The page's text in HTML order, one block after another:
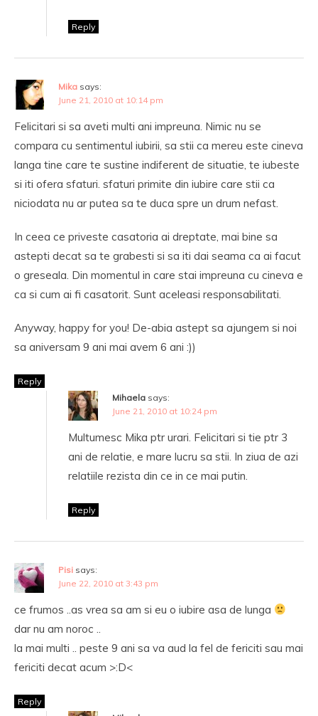
Reply
Mika says:
June 21, 2010 at 10:14 pm
Felicitari si sa aveti multi ani impreuna. Nimic nu se
compara cu sentimentul iubirii, sa stii ca mereu este cineva
langa tine care te sustine indiferent de situatie, te iubeste
si iti ofera sfaturi. sfaturi primite din iubire care stii ca
niciodata nu ar putea sa te duca spre un drum nefast.
In ceea ce priveste casatoria ai dreptate, mai bine sa
astepti decat sa te grabesti si sa iti dai seama ca ai facut
o greseala. Din momentul in care stai impreuna cu cineva e
ca si cum ai fi casatorit. Sunt aceleasi responsabilitati.
Anyway, happy for you! De-abia astept sa ajungem si noi
sa aniversam 9 ani mai avem 6 ani :))
Reply
Mihaela says:
June 21, 2010 at 10:24 pm
Multumesc Mika ptr urari. Felicitari si tie ptr 3
ani de relatie, e mare lucru sa stii. In ziua de azi
relatiile rezista din ce in ce mai putin.
Reply
Pisi says:
June 22, 2010 at 3:43 pm
ce frumos ..as vrea sa am si eu o iubire asa de lunga
dar nu am noroc ..
la mai multi .. peste 9 ani sa va aud la fel de fericiti sau mai
fericiti decat acum >:D<
Reply